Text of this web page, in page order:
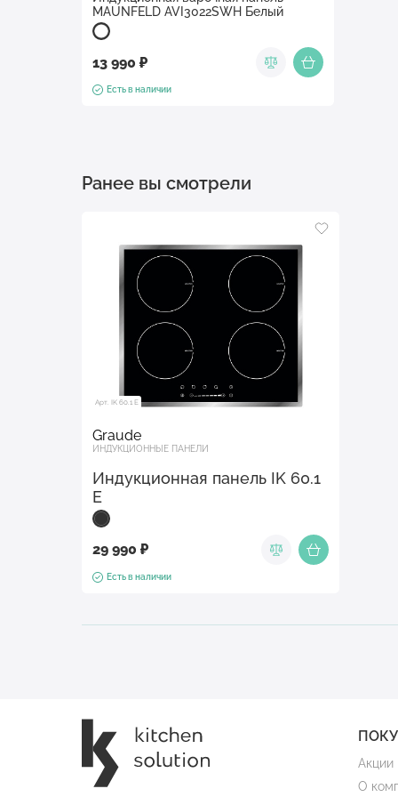
MAUNFELD AVI3022SWH Белый
13 990 ₽
Есть в наличии
Ранее вы смотрели
Арт. IK 60.1 E
Graude
ИНДУКЦИОННЫЕ ПАНЕЛИ
Индукционная панель IK 60.1
E
29 990 ₽
Есть в наличии
Акции
О